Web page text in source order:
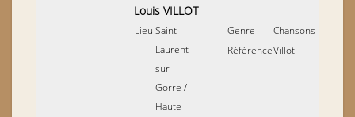
Louis VILLOT
Lieu Saint-
Laurent-
sur-
Gorre /
Haute-
Genre
Chansons
RéférenceVillot